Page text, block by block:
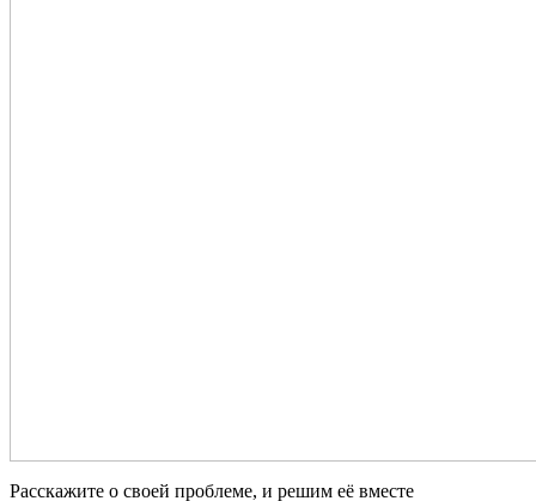
Расскажите о своей проблеме, и решим её вместе